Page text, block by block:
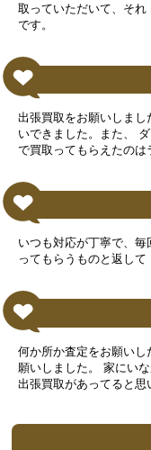
取っていただいて、そ
です。
出張買取をお願いしま
いできました。また、
で買取ってもらえたのは
いつも対応が丁寧で、
ってもらうものと返して
何か所か査定をお願い
願いしました。 家にい
出張買取があってると思